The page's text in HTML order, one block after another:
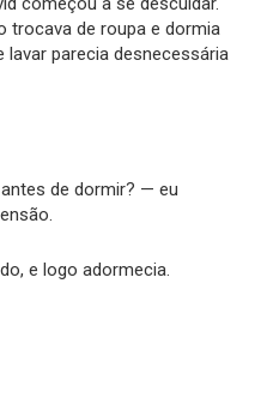
trocava de roupa e dormia
lavar parecia desnecessária
de dormir? — eu
e logo adormecia.